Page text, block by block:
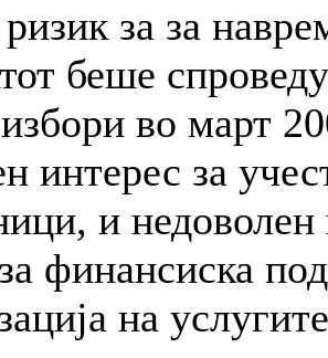
за за
беше
во март
интерес за
и недоволен
финансиска
на